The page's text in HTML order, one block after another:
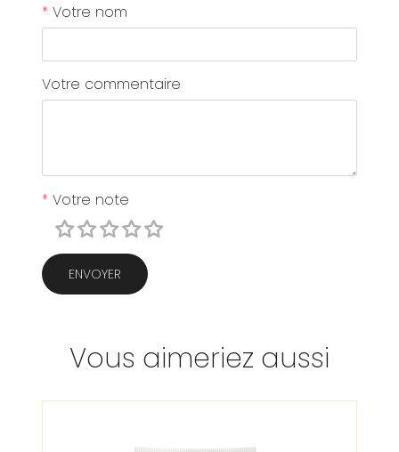
* Votre nom
Votre commentaire
* Votre note
ENVOYER
Vous aimeriez aussi